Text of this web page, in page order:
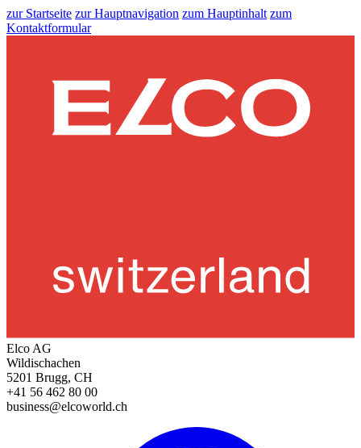
zur Startseite zur Hauptnavigation zum Hauptinhalt zum
Kontaktformular
Elco AG
Wildischachen
5201 Brugg, CH
+41 56 462 80 00
business@elcoworld.ch